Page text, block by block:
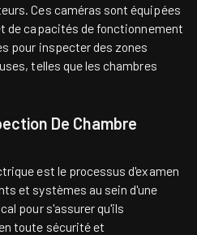
Ces caméras sont équipées
de capacités de fonctionnement
pour inspecter des zones
telles que les chambres
De Chambre
est le processus d'examen
et systèmes au sein d'une
pour s'assurer qu'ils
toute sécurité et